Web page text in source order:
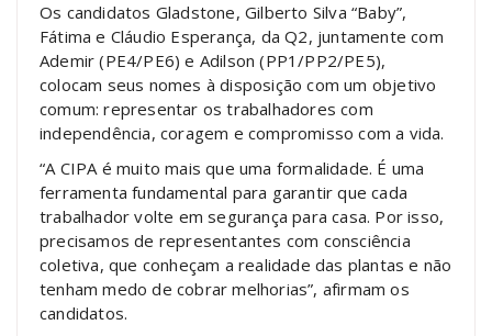
Os candidatos Gladstone, Gilberto Silva “Baby”,
Fátima e Cláudio Esperança, da Q2, juntamente com
Ademir (PE4/PE6) e Adilson (PP1/PP2/PE5),
colocam seus nomes à disposição com um objetivo
comum: representar os trabalhadores com
independência, coragem e compromisso com a vida.
“A CIPA é muito mais que uma formalidade. É uma
ferramenta fundamental para garantir que cada
trabalhador volte em segurança para casa. Por isso,
precisamos de representantes com consciência
coletiva, que conheçam a realidade das plantas e não
tenham medo de cobrar melhorias”, afirmam os
candidatos.